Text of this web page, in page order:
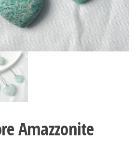
Amazzonite